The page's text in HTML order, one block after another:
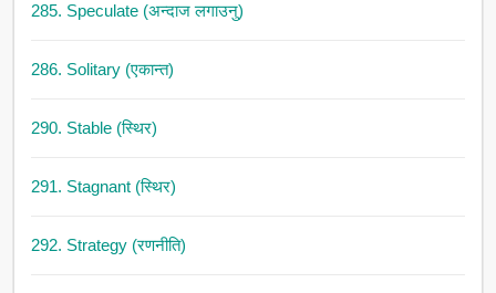
285. Speculate (अन्दाज लगाउनु)
286. Solitary (एकान्त)
290. Stable (स्थिर)
291. Stagnant (स्थिर)
292. Strategy (रणनीति)